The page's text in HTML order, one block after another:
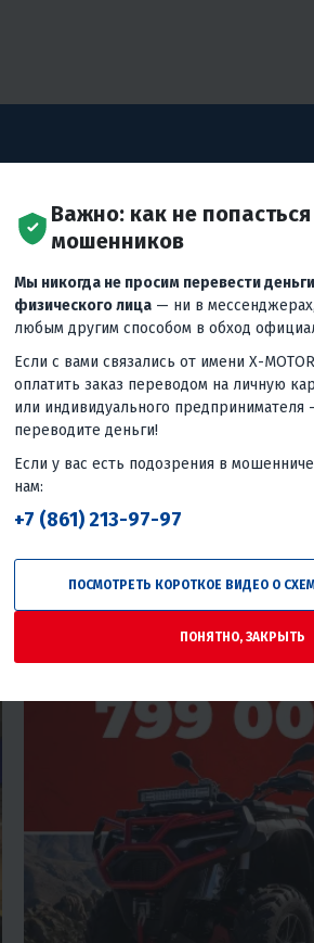
ЦЕНЫ! ВЕРНЕМ
ДАЖЕ
Важно: как не
мошенников
Мы никогда не просим перевести
физического лица — ни в
любым другим способом в обход
Если с вами связались от имени X-
оплатить заказ переводом на личную
или индивидуального
переводите деньги!
Если у вас есть подозрения в
нам:
+7 (861) 213-97-97
ПОСМОТРЕТЬ КОРОТКОЕ ВИДЕО О
ПОНЯТНО, ЗАКРЫТЬ